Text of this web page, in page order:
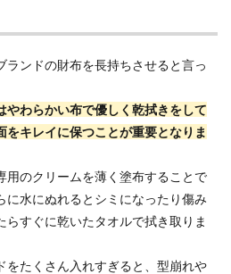
ランドの財布を長持ちさせると言っ
やわらかい布で優しく乾拭きをして
キレイに保つことが重要となりま
用のクリームを薄く塗布することで
に水にぬれるとシミになったり傷み
すぐに乾いたタオルで拭き取りま
をたくさん入れすぎると、型崩れや